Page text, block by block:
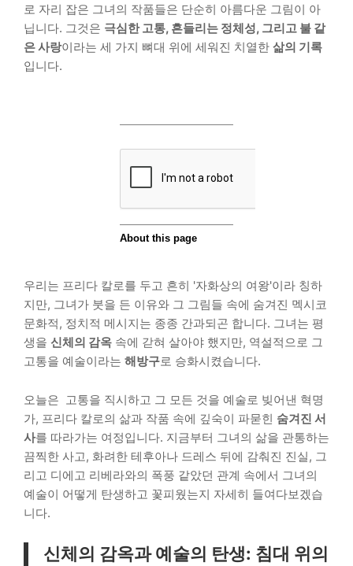
로 자리 잡은 그녀의 작품들은 단순히 아름다운 그림이 아
닙니다. 그것은 극심한 고통, 흔들리는 정체성, 그리고 불 같
은 사랑이라는 세 가지 뼈대 위에 세워진 치열한 삶의 기록
입니다.
우리는 프리다 칼로를 두고 흔히 '자화상의 여왕'이라 칭하
지만, 그녀가 붓을 든 이유와 그 그림들 속에 숨겨진 멕시코
문화적, 정치적 메시지는 종종 간과되곤 합니다. 그녀는 평
생을 신체의 감옥 속에 갇혀 살아야 했지만, 역설적으로 그
고통을 예술이라는 해방구로 승화시켰습니다.
오늘은 고통을 직시하고 그 모든 것을 예술로 빚어낸 혁명
가, 프리다 칼로의 삶과 작품 속에 깊숙이 파묻힌 숨겨진 서
사를 따라가는 여정입니다. 지금부터 그녀의 삶을 관통하는
끔찍한 사고, 화려한 테후아나 드레스 뒤에 감춰진 진실, 그
리고 디에고 리베라와의 폭풍 같았던 관계 속에서 그녀의
예술이 어떻게 탄생하고 꽃피웠는지 자세히 들여다보겠습
니다.
신체의 감옥과 예술의 탄생: 침대 위의